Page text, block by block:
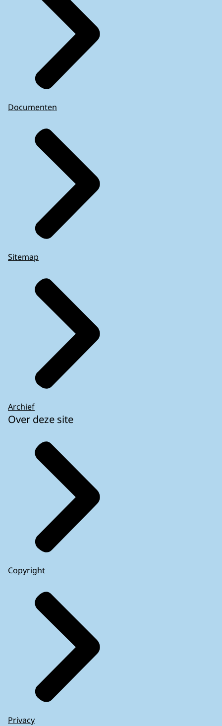
Documenten
Sitemap
Archief
Over deze site
Copyright
Privacy